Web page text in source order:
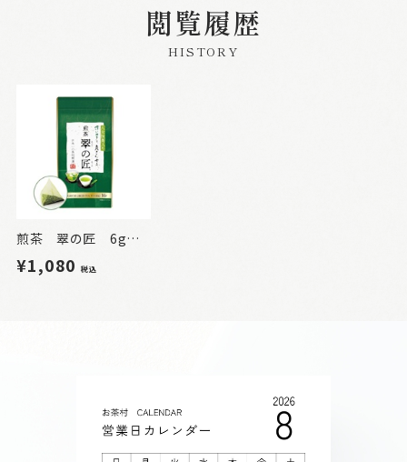
閲覧履歴
HISTORY
煎茶 翠の匠 6g×16P
¥1,080税込